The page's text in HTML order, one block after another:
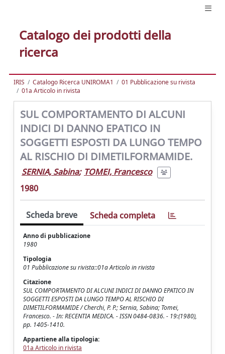
Catalogo dei prodotti della
ricerca
IRIS Catalogo Ricerca UNIROMA1
01 Pubblicazione su rivista
01a Articolo in rivista
SUL COMPORTAMENTO DI ALCUNI
INDICI DI DANNO EPATICO IN
SOGGETTI ESPOSTI DA LUNGO TEMPO
AL RISCHIO DI DIMETILFORMAMIDE.
SERNIA, Sabina; TOMEI, Francesco
1980
Scheda breve Scheda completa
Anno di pubblicazione
1980
Tipologia
01 Pubblicazione su rivista::01a Articolo in rivista
Citazione
SUL COMPORTAMENTO DI ALCUNI INDICI DI DANNO EPATICO IN
SOGGETTI ESPOSTI DA LUNGO TEMPO AL RISCHIO DI
DIMETILFORMAMIDE / Cherchi, P. P.; Sernia, Sabina; Tomei,
Francesco. - In: RECENTIA MEDICA. - ISSN 0484-0836. - 19:(1980),
pp. 1405-1410.
Appartiene alla tipologia:
01a Articolo in rivista